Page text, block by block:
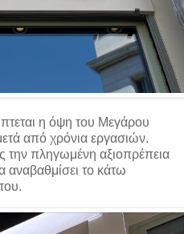
η όψη του Μεγάρου
από χρόνια εργασιών.
την πληγωμένη αξιοπρέπεια
το κάτω